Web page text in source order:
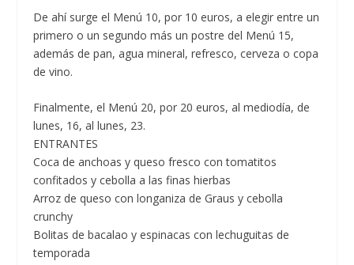
De ahí surge el Menú 10, por 10 euros, a elegir entre un
primero o un segundo más un postre del Menú 15,
además de pan, agua mineral, refresco, cerveza o copa
de vino.
Finalmente, el Menú 20, por 20 euros, al mediodía, de
lunes, 16, al lunes, 23.
ENTRANTES
Coca de anchoas y queso fresco con tomatitos
confitados y cebolla a las finas hierbas
Arroz de queso con longaniza de Graus y cebolla
crunchy
Bolitas de bacalao y espinacas con lechuguitas de
temporada